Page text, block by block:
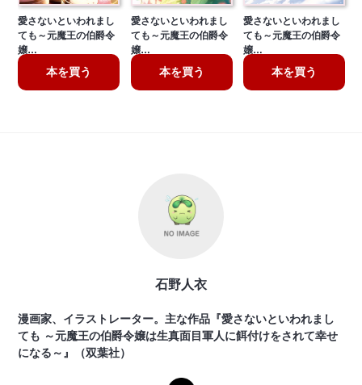
愛さないといわれまし
ても～元魔王の伯爵令
嬢…
本を買う
愛さないといわれまし
ても～元魔王の伯爵令
嬢…
本を買う
愛さないといわれまし
ても～元魔王の伯爵令
嬢…
本を買う
石野人衣
漫画家、イラストレーター。主な作品『愛さないといわれまし
ても ～元魔王の伯爵令嬢は生真面目軍人に餌付けをされて幸せ
になる～』（双葉社）